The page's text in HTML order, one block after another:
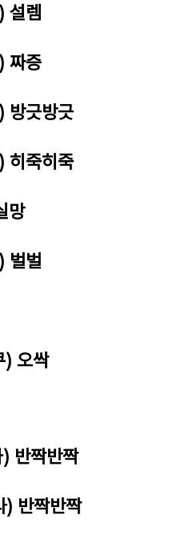
설렘
짜증
방긋방긋
히죽히죽
망
벌벌
) 오싹
반짝반짝
반짝반짝